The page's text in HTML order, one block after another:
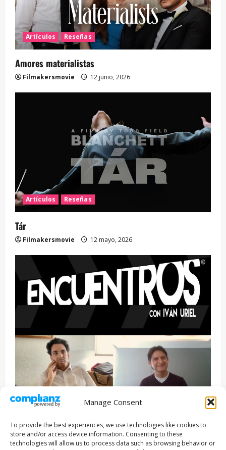
Manage Consent
To provide the best experiences, we use technologies like cookies to
store and/or access device information. Consenting to these
technologies will allow us to process data such as browsing behavior or
Artículos Reseñas
Amores materialistas
Filmakersmovie 12 junio, 2026
Artículos Reseñas
Tár
Filmakersmovie 12 mayo, 2026
Entrevista Series
ENCUENTROS CON IVÁN URIEL T3E22: JUAN PATRICIO
RIVEROLL